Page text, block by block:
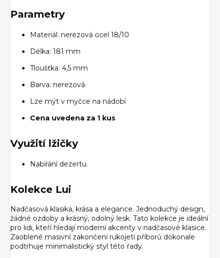
Parametry
Materiál: nerezová ocel 18/10
Délka: 181 mm
Tloušťka: 4,5 mm
Barva: nerezová
Lze mýt v myčce na nádobí
Cena uvedena za 1 kus
Využití lžičky
Nabírání dezertu.
Kolekce Lui
Nadčasová klasika, krása a elegance. Jednoduchý design,
žádné ozdoby a krásný, odolný lesk. Tato kolekce je ideální
pro lidi, kteří hledají moderní akcenty v nadčasové klasice.
Zaoblené masivní zakončení rukojetí příborů dokonale
podtrhuje minimalistický styl této řady.